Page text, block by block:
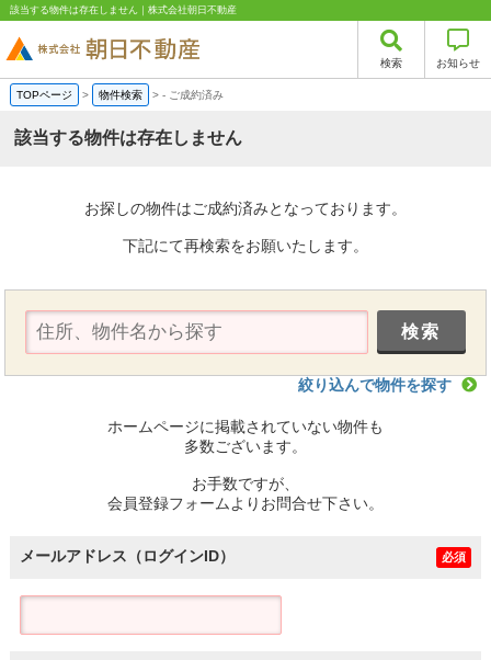
該当する物件は存在しません｜株式会社朝日不動産
検索 お知らせ
TOPページ > 物件検索 >- ご成約済み
該当する物件は存在しません
お探しの物件はご成約済みとなっております。
下記にて再検索をお願いたします。
絞り込んで物件を探す
ホームページに掲載されていない物件も
多数ございます。
お手数ですが、
会員登録フォームよりお問合せ下さい。
メールアドレス（ログインID） 必須